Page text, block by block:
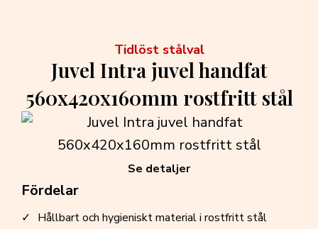
Tidlöst stålval
Juvel Intra juvel handfat
560x420x160mm rostfritt stål
Fördelar
Hållbart och hygieniskt material i rostfritt stål
Se detaljer